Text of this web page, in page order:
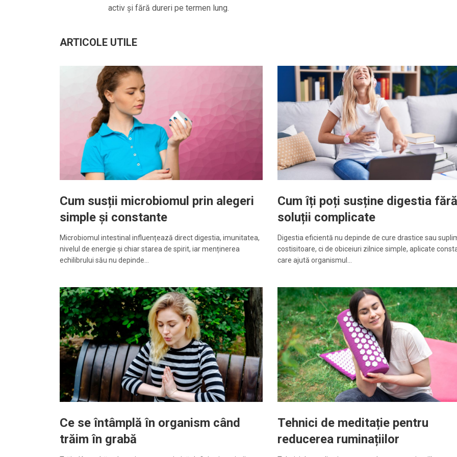
activ și fără dureri pe termen lung.
ARTICOLE UTILE
Cum susții microbiomul prin alegeri
simple și constante
Microbiomul intestinal influențează direct digestia, imunitatea,
nivelul de energie și chiar starea de spirit, iar menținerea
echilibrului său nu depinde…
Cum îți poți susține digestia fără
soluții complicate
Digestia eficientă nu depinde de cure drastice sau
costisitoare, ci de obiceiuri zilnice simple, aplicate
care ajută organismul…
Ce se întâmplă în organism când
trăim în grabă
Tehnici de meditație pentru
reducerea ruminațiilor